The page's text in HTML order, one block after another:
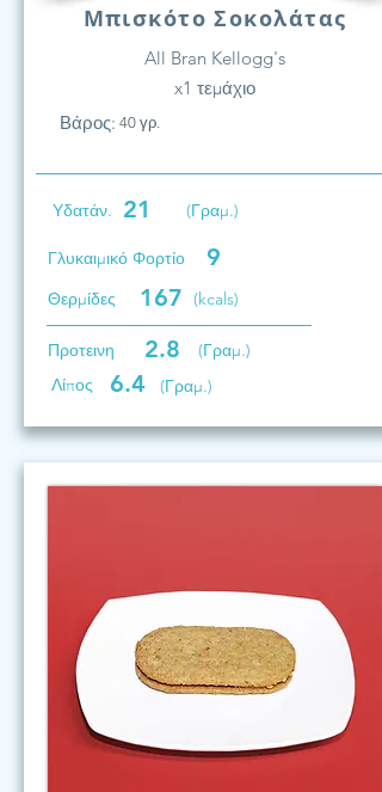
Μπισκότο Σοκολάτας
All Bran Kellogg's
x1 τεμάχιο
Βάρος: 40 γρ.
Υδατάν. 21 (Γραμ.)
Γλυκαιμικό Φορτίο 9
Θερμίδες 167 (kcals)
Προτεινη 2.8
(Γραμ.)
Λίπος
6.4 (Γραμ.)